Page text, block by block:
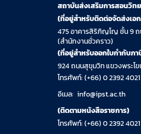
สถาบันส่งเสริมการสอนวิท
(ที่อยู่สำหรับติดต่อจัดส่งเอ
475 อาคารสิริภิญโญ ชั้น 9 ถ
(สำนักงานชั่วคราว)
(ที่อยู่สำหรับออกใบกำกับภา
924 ถนนสุขุมวิท แขวงพระโ
โทรศัพท์: (+66) 0 2392 4021
อีเมล: info@ipst.ac.th
(ติดตามหนังสือราชการ)
โทรศัพท์: (+66) 0 2392